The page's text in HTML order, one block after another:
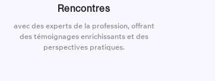
Rencontres
avec des experts de la profession, offrant
des témoignages enrichissants et des
perspectives pratiques.